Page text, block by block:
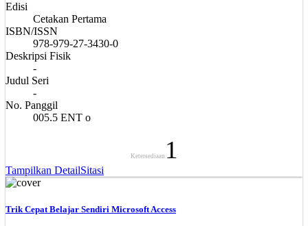
Edisi
Cetakan Pertama
ISBN/ISSN
978-979-27-3430-0
Deskripsi Fisik
-
Judul Seri
-
No. Panggil
005.5 ENT o
Ketersediaan 1
Tampilkan DetailSitasi
Trik Cepat Belajar Sendiri Microsoft Access